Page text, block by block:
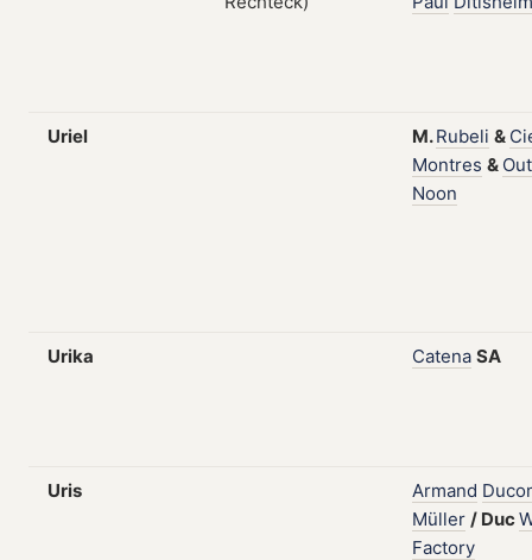
Uriel M.Rubeli &
Montres &
Noon
Urika Catena SA
Uris Armand
Müller / Duc
Factory